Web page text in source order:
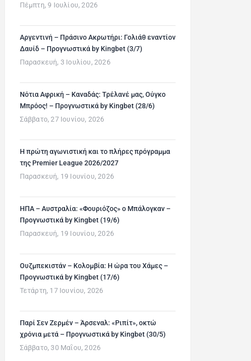
Πέμπτη, 9 Ιουλίου, 2026
Αργεντινή – Πράσινο Ακρωτήρι: Γολιάθ εναντίον
Δαυίδ – Προγνωστικά by Kingbet (3/7)
Παρασκευή, 3 Ιουλίου, 2026
Νότια Αφρική – Καναδάς: Τρέλανέ μας, Ούγκο
Μπρόος! – Προγνωστικά by Kingbet (28/6)
Σάββατο, 27 Ιουνίου, 2026
H πρώτη αγωνιστική και το πλήρες πρόγραμμα
της Premier League 2026/2027
Παρασκευή, 19 Ιουνίου, 2026
ΗΠΑ – Αυστραλία: «Φουριόζος» ο Μπάλογκαν –
Προγνωστικά by Kingbet (19/6)
Παρασκευή, 19 Ιουνίου, 2026
Ουζμπεκιστάν – Κολομβία: Η ώρα του Χάμες –
Προγνωστικά by Kingbet (17/6)
Τετάρτη, 17 Ιουνίου, 2026
Παρί Σεν Ζερμέν – Άρσεναλ: «Ριπίτ», οκτώ
χρόνια μετά – Προγνωστικά by Kingbet (30/5)
Σάββατο, 30 Μαΐου, 2026